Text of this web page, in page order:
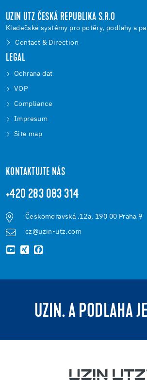
UZIN UTZ ČESKÁ REPUBLIKA S.R.O
Kladečské systémy pro potěry, podlahy a
Contact & Direction
LEGAL
Ochrana dat
VOP
Compliance
Impresum
Site map
KONTAKTUJTE NÁS
+420 283 083 314
Českomoravská .12a, 190 00 Praha 9
cz@uzin-utz.com
UZIN. A PODLAHA